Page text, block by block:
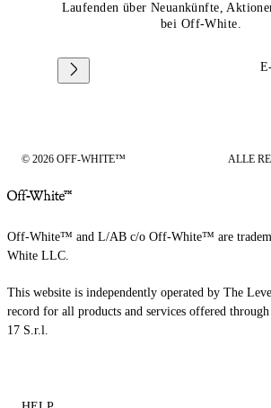
Laufenden über Neuankünfte,
bei Off-White.
© 2026 OFF-WHITE™ ALLE
Off-White™ and L/AB c/o Off-White™ are
White LLC.
This website is independently operated by The
record for all products and services offered
17 S.r.l.